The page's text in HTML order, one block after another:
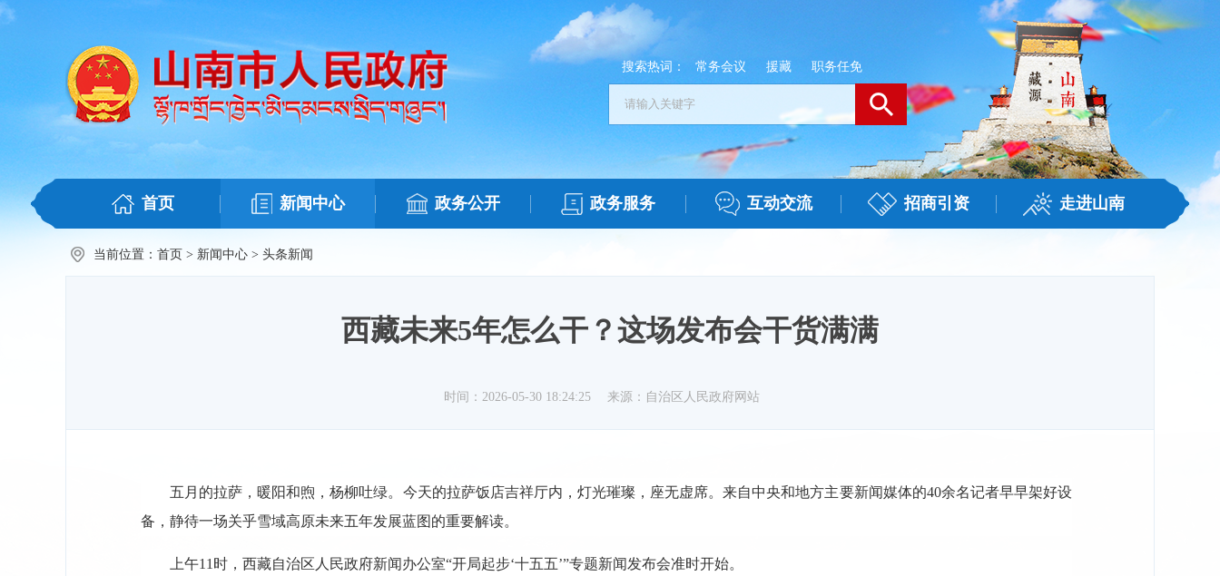
搜索热词： 常务会议 援藏 职务任免
首页 新闻中心 政务公开 政务服务 互动交流 招商引资 走进山南
当前位置： 首页 > 新闻中心 > 头条新闻
西藏未来5年怎么干？这场发布会干货满满
时间：2026-05-30 18:24:25 来源：自治区人民政府网站
五月的拉萨，暖阳和煦，杨柳吐绿。今天的拉萨饭店吉祥厅内，灯光璀璨，座无虚席。来自中央和地方主要新闻媒体的40余名记者早早架好设
备，静待一场关乎雪域高原未来五年发展蓝图的重要解读。
上午11时，西藏自治区人民政府新闻办公室“开局起步‘十五五’”专题新闻发布会准时开始。